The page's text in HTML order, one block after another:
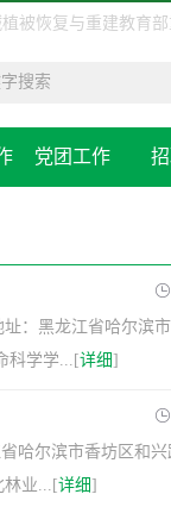
被恢复与重建教育
党团工作
址：黑龙江省哈尔滨
科学学...[详细]
哈尔滨市香坊区和兴
林业...[详细]